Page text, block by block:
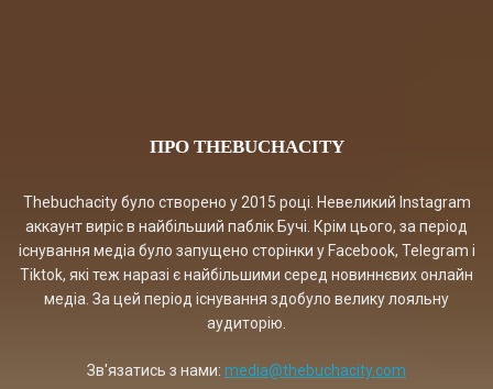
ПРО THEBUCHACITY
Thebuchacity було створено у 2015 році. Невеликий Instagram
аккаунт виріс в найбільший паблік Бучі. Крім цього, за період
існування медіа було запущено сторінки у Facebook, Telegram і
Tiktok, які теж наразі є найбільшими серед новиннєвих онлайн
медіа. За цей період існування здобуло велику лояльну
аудиторію.
Зв'язатись з нами: media@thebuchacity.com